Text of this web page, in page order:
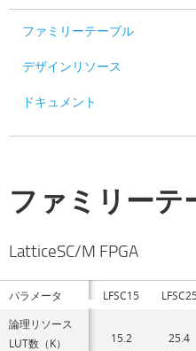
ファミリーテーブル
デザインリソース
ドキュメント
ファミリーテ
LatticeSC/M FPGA
パラメータ LFSC15 LFSC25
論理リソース
LUT数（K）
15.2 25.4